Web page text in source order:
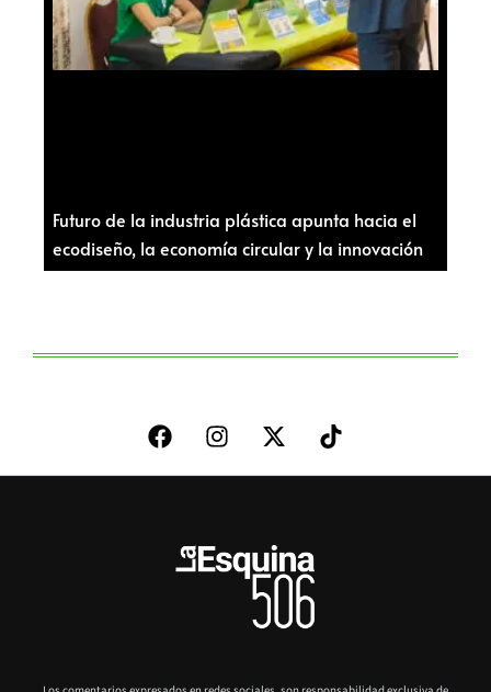
Futuro de la industria plástica apunta hacia el
ecodiseño, la economía circular y la innovación